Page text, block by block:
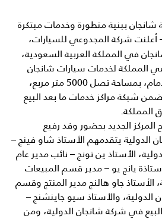
شانجان ببنية متطورة وخدمات مبتكرة
أعلنت شركة المجدوعي للسيارات،
في المملكة العربية السعودية،
المملكة لخدمات سيارات شانجان
وتحديداً في الخالدية – الدمام، بمساحة تصل 5000 متر مربع،
ليكون بذلك المركز الـ 25 ضمن شبكة مراكز خدمات ما بعد البيع
المملكة.
المركز الجديد بحضور وفد رفيع
يتقدمهم الأستاذ شاو فينج –
الأستاذ ين تونج – نائب مدير عام
يانج يو – مدير قسم المبيعات
جاو هالنج مدير المنتج وقسم
والأستاذ سيو جاينشنج –
في شركة شانجان الدولية، ومن